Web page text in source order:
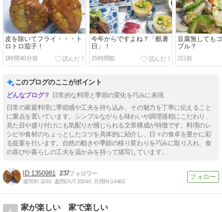
皮を除いてフライ・・・ト
ロトロ茄子！
1時間40分前
今年からですよね？「酷暑
日」！
25時間前
豆腐無しても
プル？
2日前
このブログのここがポイント
日常的な料理と季節の変化を巧みに表現
日常の家庭料理に季節感や工夫を持ち込み、その魅力を丁寧に伝えること
に重点を置いています。シンプルながらも味わいや調理過程にこだわり、
見た目や盛り付けにも気配りが感じられる文章構成が特徴です。料理のレ
シピや食材のちょっとしたコツを具体的に紹介し、日々の食卓を豊かに彩
る提案を行います。自然の動きや季節の移り変わりを巧みに取り入れ、食
の喜びや暮らしの工夫を温かみを持って描写しています。
1350981 237
週間IN:3240 週間OUT:30040 月間IN:14460
家が楽しい 家で楽しい